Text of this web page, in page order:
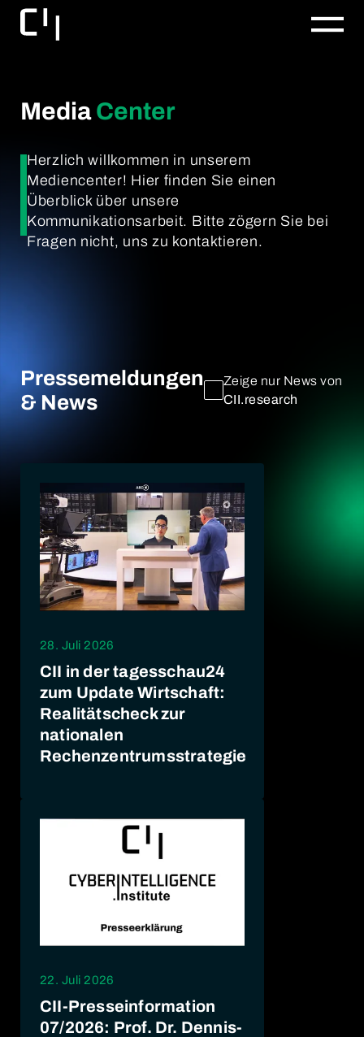
MediaCenter
Herzlich willkommen in unserem
Mediencenter! Hier finden Sie einen
Überblick über unsere
Kommunikationsarbeit. Bitte zögern Sie bei
Fragen nicht, uns zu kontaktieren.
Pressemeldungen
& News
Zeige nur News von
CII.research
28. Juli 2026
CII in der tagesschau24
zum Update Wirtschaft:
Realitätscheck zur
nationalen
Rechenzentrumsstrategie
22. Juli 2026
CII-Presseinformation
07/2026: Prof. Dr. Dennis-